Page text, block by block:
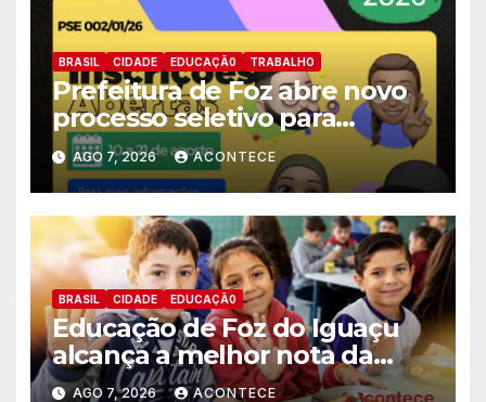
BRASIL CIDADE EDUCAÇÃ0 TRABALHO
Prefeitura de Foz abre novo
processo seletivo para
estagiários
AGO 7, 2026 ACONTECE
BRASIL CIDADE EDUCAÇÃ0
Educação de Foz do Iguaçu
alcança a melhor nota da
história no IDEB
AGO 7, 2026 ACONTECE